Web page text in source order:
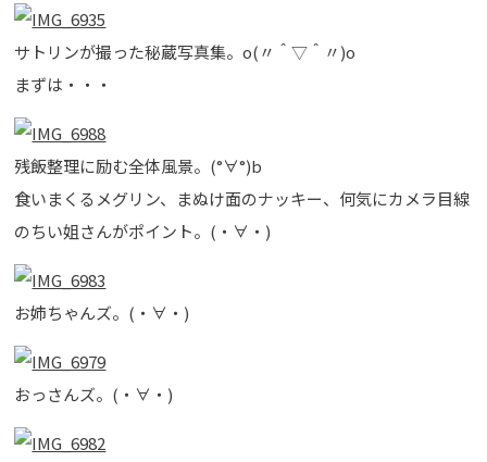
サトリンが撮った秘蔵写真集。o(〃＾▽＾〃)o
まずは・・・
残飯整理に励む全体風景。(°∀°)b
食いまくるメグリン、まぬけ面のナッキー、何気にカメラ目線
のちい姐さんがポイント。(・∀・)
お姉ちゃんズ。(・∀・)
おっさんズ。(・∀・)